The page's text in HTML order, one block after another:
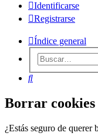
Identificarse
Registrarse
Índice general
Buscar
Borrar cookies
¿Estás seguro de querer